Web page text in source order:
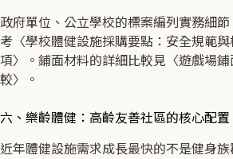
政府單位、公立學校的標案編列實務細
考〈學校體健設施採購要點：安全規範
項〉。鋪面材料的詳細比較見〈遊戲場
較〉。
六、樂齡體健：高齡友善社區的核心配置
近年體健設施需求成長最快的不是健身